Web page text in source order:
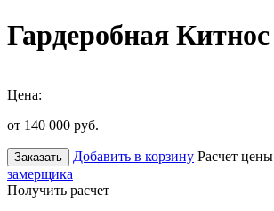
Гардеробная Китнос
Цена:
от 140 000 руб.
Заказать Добавить в корзину Расчет цены
замерщика
Получить расчет